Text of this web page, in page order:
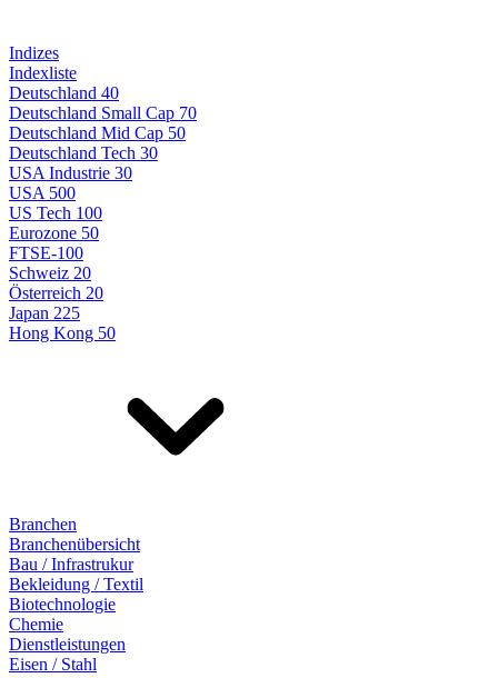
Indizes
Indexliste
Deutschland 40
Deutschland Small Cap 70
Deutschland Mid Cap 50
Deutschland Tech 30
USA Industrie 30
USA 500
US Tech 100
Eurozone 50
FTSE-100
Schweiz 20
Österreich 20
Japan 225
Hong Kong 50
Branchen
Branchenübersicht
Bau / Infrastrukur
Bekleidung / Textil
Biotechnologie
Chemie
Dienstleistungen
Eisen / Stahl